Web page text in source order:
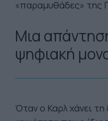
«παραμυθάδες» της
Μια
ψηφιακή
Όταν ο Καρλ χάνει τη